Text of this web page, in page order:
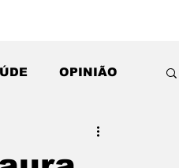
OPINIÃO